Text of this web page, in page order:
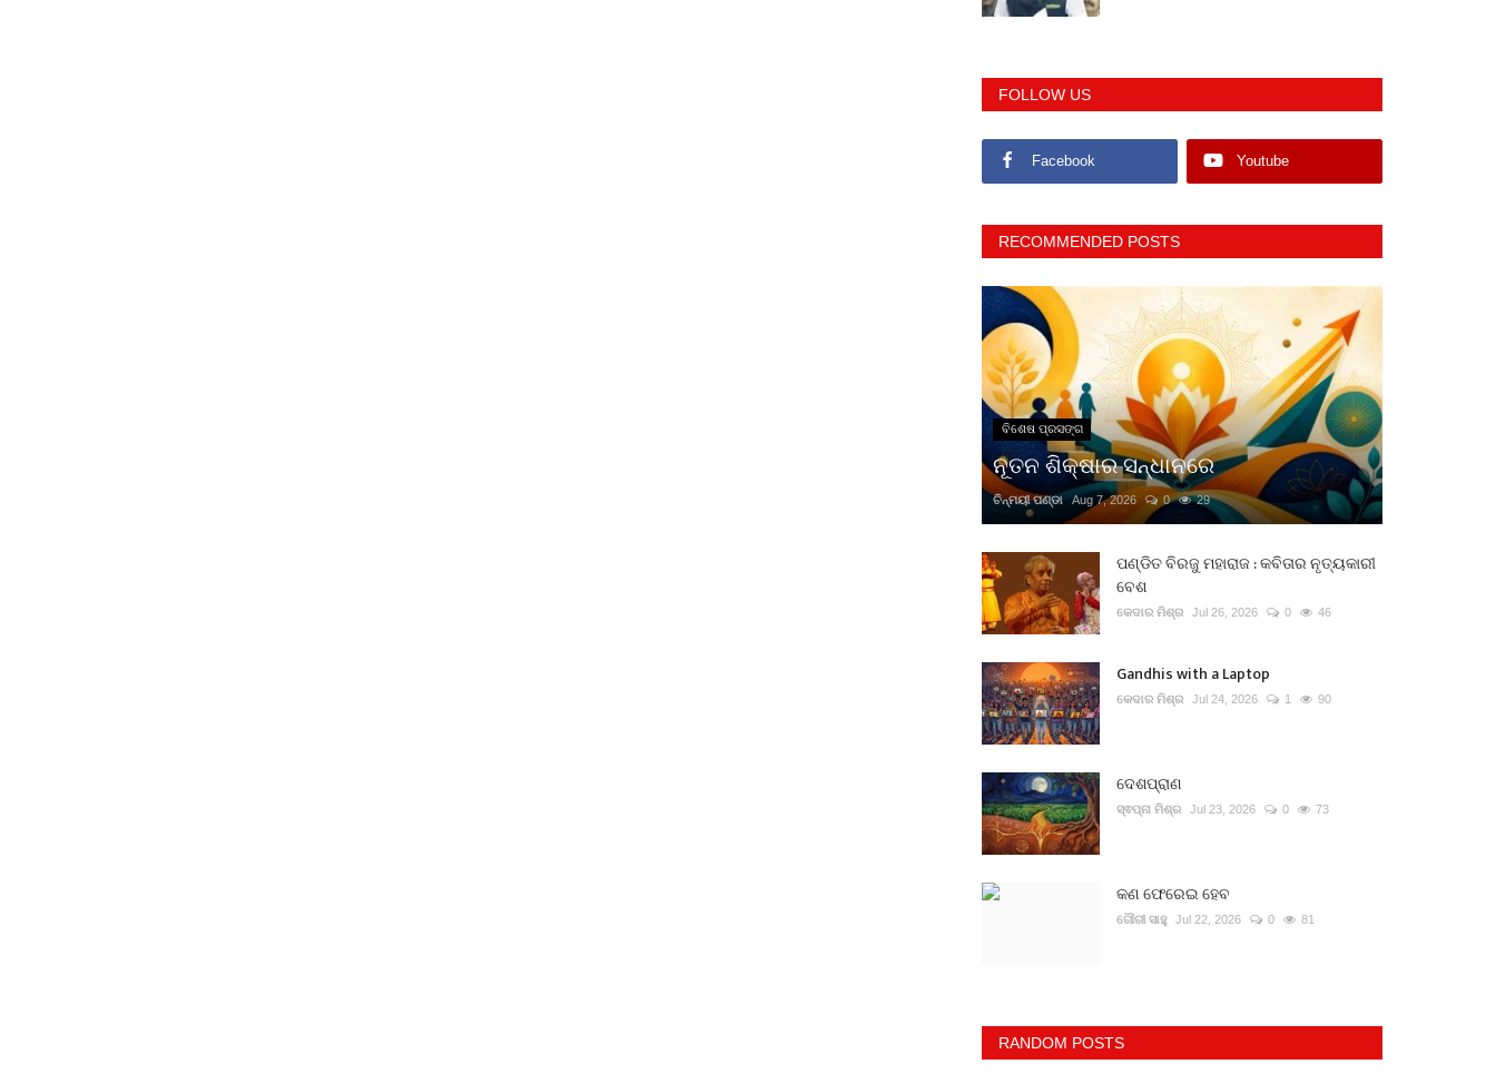
FOLLOW US
Facebook Youtube
RECOMMENDED POSTS
ବିଶେଷ ପ୍ରସଙ୍ଗ
ନୂତନ ଶିକ୍ଷାର ସନ୍ଧାନରେ
ଚିନ୍ମୟୀ ପଣ୍ଡା Aug 7, 2026 0 29
ପଣ୍ଡିତ ବିରଜୁ ମହାରାଜ : କବିତାର ନୃତ୍ୟକାରୀ
ବେଶ
କେଦାର ମିଶ୍ର Jul 26, 2026 0 46
Gandhis with a Laptop
କେଦାର ମିଶ୍ର Jul 24, 2026 1 90
ଦେଶପ୍ରାଣ
ସ୍ଵପ୍ନା ମିଶ୍ର Jul 23, 2026 0 73
କଣ ଫେରେଇ ହେବ
ଗୌରୀ ସାହୁ Jul 22, 2026 0 81
RANDOM POSTS